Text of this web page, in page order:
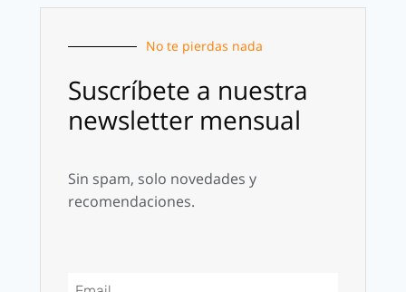
No te pierdas nada
Suscríbete a nuestra
newsletter mensual
Sin spam, solo novedades y
recomendaciones.